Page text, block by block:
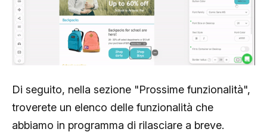
Di seguito, nella sezione "Prossime funzionalità",
troverete un elenco delle funzionalità che
abbiamo in programma di rilasciare a breve.